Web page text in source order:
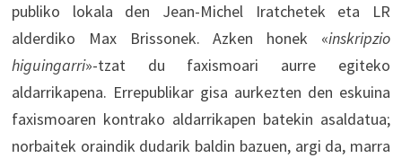
publiko lokala den Jean-Michel Iratchetek eta LR
alderdiko Max Brissonek. Azken honek «inskripzio
higuingarri»-tzat du faxismoari aurre egiteko
aldarrikapena. Errepublikar gisa aurkezten den eskuina
faxismoaren kontrako aldarrikapen batekin asaldatua;
norbaitek oraindik dudarik baldin bazuen, argi da, marra